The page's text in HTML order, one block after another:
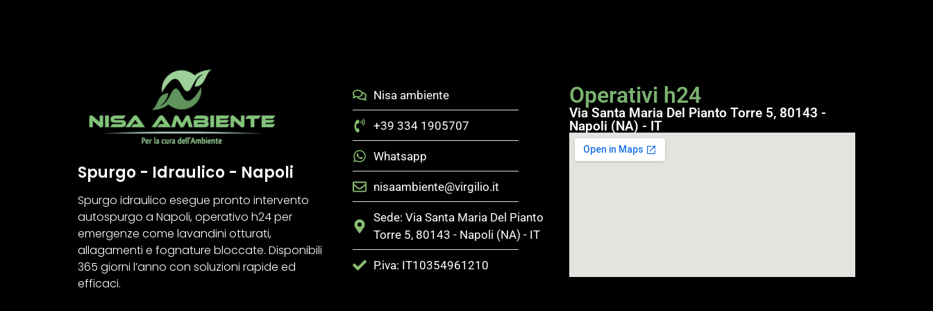
Spurgo - Idraulico - Napoli
Spurgo idraulico esegue pronto intervento
autospurgo a Napoli, operativo h24 per
emergenze come lavandini otturati,
allagamenti e fognature bloccate. Disponibili
365 giorni l’anno con soluzioni rapide ed
efficaci.
Nisa ambiente
+39 334 1905707
Whatsapp
nisaambiente@virgilio.it
Sede: Via Santa Maria Del Pianto
Torre 5, 80143 - Napoli (NA) - IT
P.iva: IT10354961210
Operativi h24
Via Santa Maria Del Pianto Torre 5, 80143 -
Napoli (NA) - IT